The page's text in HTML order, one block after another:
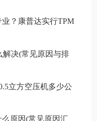
？康普达实行TPM
解决(常见原因与排
立方空压机多少公
原因(常见原因汇